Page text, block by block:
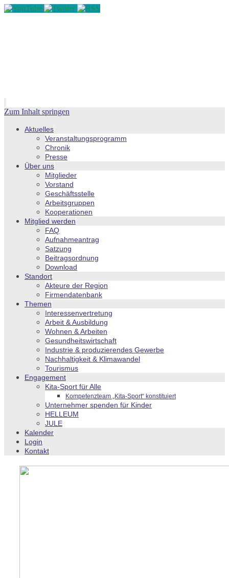
Zum Inhalt springen
Aktuelles
Veranstaltungsprogramm
Chronik
Presse
Über uns
Mitglieder
Vorstand
Geschäftsstelle
Arbeitsgruppen
Kooperationen
Mitglied werden
FAQ
Aufnahmeantrag
Satzung
Beitragsordnung
Download
Standort
Akteure der Region
Firmendatenbank
Themen
Interessenvertretung
Arbeit & Ausbildung
Wohnen & Arbeiten
Gesundheitswirtschaft
Industrie & produzierendes Gewerbe
Nachhaltigkeit & Klimawandel
Tourismus
Engagement
Kita-Sport für Alle
Kompetenzteam „Kita-Sport“ konstituiert
Unternehmer spenden für Kinder
HELLEUM
JULE
Kalender
Login
Kontakt